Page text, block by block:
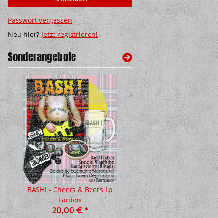
Passwort vergessen
Neu hier? Jetzt registrieren!
Sonderangebote
BASH! - Cheers & Beers Lp
Fanbox
20,00 €*
Sial - Tari Pemusnah
10,00 €
*